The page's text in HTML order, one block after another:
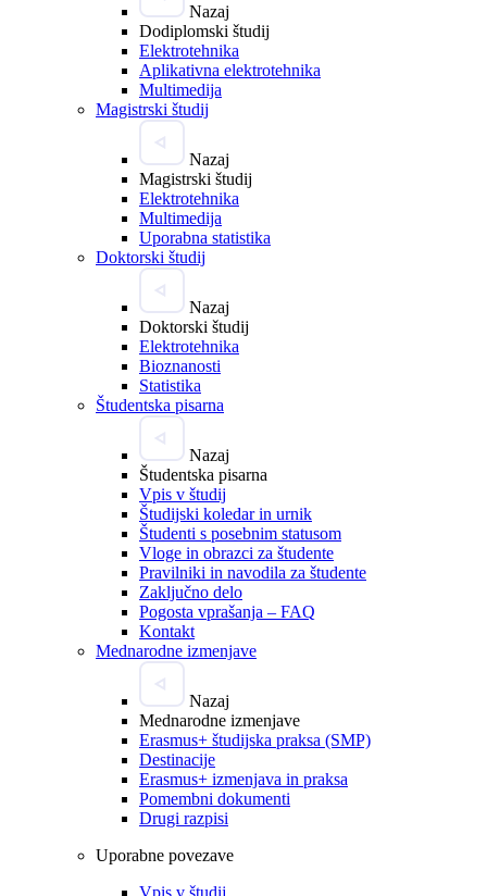
Nazaj
Dodiplomski študij
Elektrotehnika
Aplikativna elektrotehnika
Multimedija
Magistrski študij
Nazaj
Magistrski študij
Elektrotehnika
Multimedija
Uporabna statistika
Doktorski študij
Nazaj
Doktorski študij
Elektrotehnika
Bioznanosti
Statistika
Študentska pisarna
Nazaj
Študentska pisarna
Vpis v študij
Študijski koledar in urnik
Študenti s posebnim statusom
Vloge in obrazci za študente
Pravilniki in navodila za študente
Zaključno delo
Pogosta vprašanja – FAQ
Kontakt
Mednarodne izmenjave
Nazaj
Mednarodne izmenjave
Erasmus+ študijska praksa (SMP)
Destinacije
Erasmus+ izmenjava in praksa
Pomembni dokumenti
Drugi razpisi
Uporabne povezave
Vpis v študij